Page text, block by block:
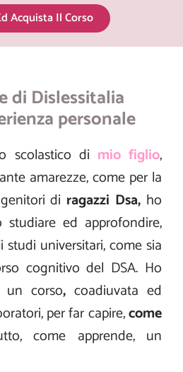
Acquista Il Corso
di Dislessitalia
personale
scolastico di mio figlio,
amarezze, come per la
di ragazzi Dsa, ho
studiare ed approfondire,
universitari, come sia
cognitivo del DSA. Ho
un corso, coadiuvata ed
per far capire,come
come apprende, un